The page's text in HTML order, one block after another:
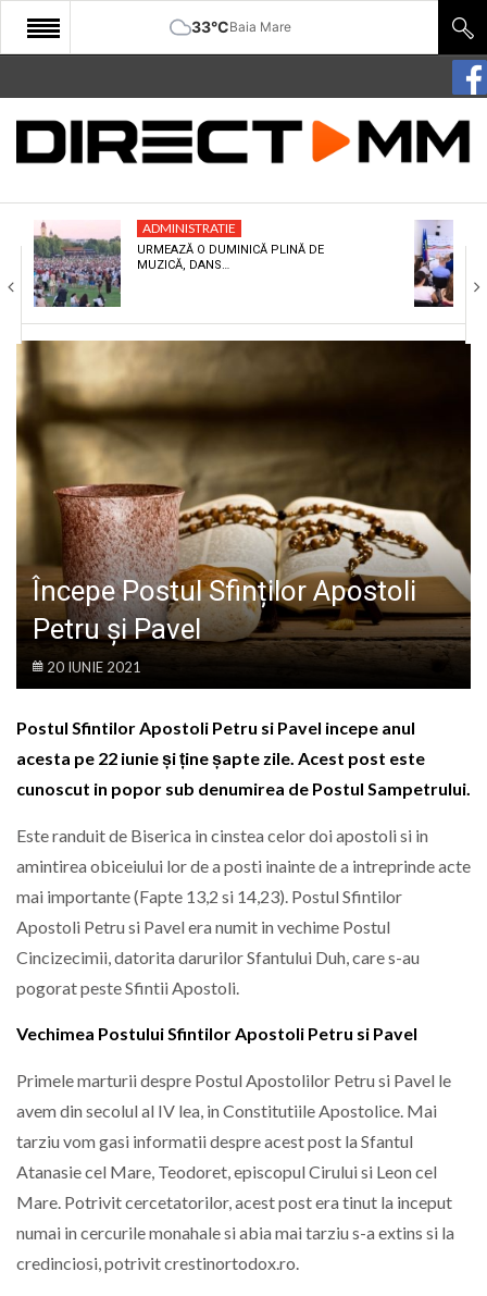
33°CBaia Mare
START
COMUNITATE
CULTURA
ECONOMIE
SANATATE
SPECIAL
LIFE
ADMINISTRATIE
URMEAZĂ O DUMINICĂ PLINĂ DE
MUZICĂ, DANS…
Începe Postul Sfinților Apostoli
Petru și Pavel
20 IUNIE 2021
Postul Sfintilor Apostoli Petru si Pavel incepe anul
acesta pe 22 iunie și ține șapte zile. Acest post este
cunoscut in popor sub denumirea de Postul Sampetrului.
Este randuit de Biserica in cinstea celor doi apostoli si in
amintirea obiceiului lor de a posti inainte de a intreprinde acte
mai importante (Fapte 13,2 si 14,23). Postul Sfintilor
Apostoli Petru si Pavel era numit in vechime Postul
Cincizecimii, datorita darurilor Sfantului Duh, care s-au
pogorat peste Sfintii Apostoli.
Vechimea Postului Sfintilor Apostoli Petru si Pavel
Primele marturii despre Postul Apostolilor Petru si Pavel le
avem din secolul al IV lea, in Constitutiile Apostolice. Mai
tarziu vom gasi informatii despre acest post la Sfantul
Atanasie cel Mare, Teodoret, episcopul Cirului si Leon cel
Mare. Potrivit cercetatorilor, acest post era tinut la inceput
numai in cercurile monahale si abia mai tarziu s-a extins si la
credinciosi, potrivit crestinortodox.ro.